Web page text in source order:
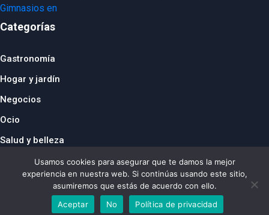
Categorías
Gastronomía
Hogar y jardín
Negocios
Ocio
Salud y belleza
República Checa|Francia|Suiza|Reino Unido |Países
|Alemania |Bélgica |Austria| Dinamarca
España
Polonia
Usamos cookies para asegurar que te damos la mejor
experiencia en nuestra web. Si continúas usando este sitio,
asumiremos que estás de acuerdo con ello.
Aceptar
No Política de privacidad